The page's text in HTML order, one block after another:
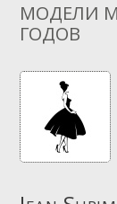
МОДЕЛИ
ГОДОВ